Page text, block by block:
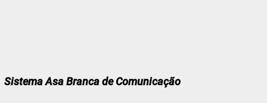
Sistema Asa Branca de Comunicação